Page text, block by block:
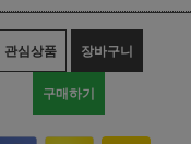
관심상품 장바구니
구매하기